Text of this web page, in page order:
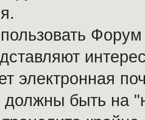
электронная
быть на